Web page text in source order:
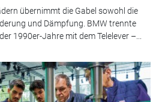
übernimmt die Gabel sowohl die
und Dämpfung. BMW trennte
1990er-Jahre mit dem Telelever –...